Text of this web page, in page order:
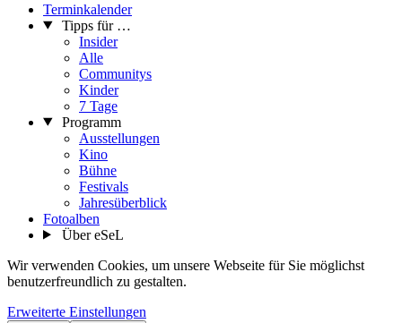
Terminkalender
Tipps für …
Insider
Alle
Communitys
Kinder
7 Tage
Programm
Ausstellungen
Kino
Bühne
Festivals
Jahresüberblick
Fotoalben
Über eSeL
Wir verwenden Cookies, um unsere Webseite für Sie möglichst
benutzerfreundlich zu gestalten.
Erweiterte Einstellungen